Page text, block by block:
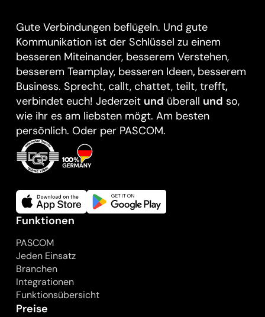
Gute Verbindungen beflügeln. Und gute
Kommunikation ist der Schlüssel zu einem
besseren Miteinander, besserem Verstehen,
besserem Teamplay, besseren Ideen, besserem
Business. Sprecht, callt, chattet, teilt, trefft,
verbindet euch! Jederzeit und überall und so,
wie ihr es am liebsten mögt. Am besten
persönlich. Oder per PASCOM.
Funktionen
PASCOM
Jeden Einsatz
Branchen
Integrationen
Funktionsübersicht
Preise